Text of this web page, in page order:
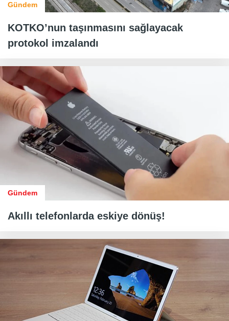
Gündem
KOTKO’nun taşınmasını sağlayacak
protokol imzalandı
Gündem
Akıllı telefonlarda eskiye dönüş!